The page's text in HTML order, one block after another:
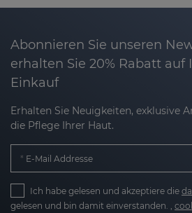
fortschrittliche Technologie mit
Pflege für diese Hauttypen zu
Schlüsselwirkstoffe in
Synergie seiner Inhaltsstoffe,
entwickelt wurden, um
bekämpfen, ohne die Haut
ihre Schutzbarriere zu schädigen:
Freie und liposomal
Abonnieren Sie unseren
erhalten Sie 20% Rabatt auf
Einkauf
Erhalten Sie Neuigkeiten, exklusive
die Pflege Ihrer Haut.
E-Mail Addresse
Ich habe gelesen und akzeptiere die
gelesen und bin damit einverstanden. ,